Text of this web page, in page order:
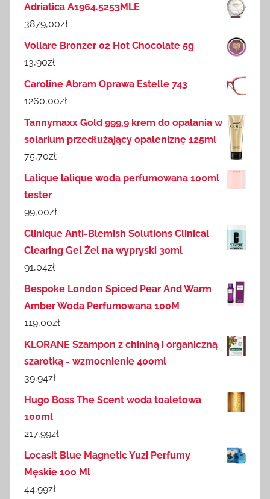
Adriatica A1964.5253MLE
3879,00zł
Vollare Bronzer 02 Hot Chocolate 5g
13,90zł
Caroline Abram Oprawa Estelle 743
1260,00zł
Tannymaxx Gold 999,9 krem do opalania w
solarium przedłużający opaleniznę 125ml
75,70zł
Lalique lalique woda perfumowana 100ml
tester
99,00zł
Clinique Anti-Blemish Solutions Clinical
Clearing Gel Żel na wypryski 30ml
91,04zł
Bespoke London Spiced Pear And Warm
Amber Woda Perfumowana 100M
119,00zł
KLORANE Szampon z chininą i organiczną
szarotką - wzmocnienie 400ml
39,94zł
Hugo Boss The Scent woda toaletowa
100ml
217,99zł
Locasit Blue Magnetic Yuzi Perfumy
Męskie 100 Ml
44,99zł